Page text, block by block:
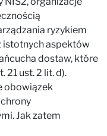
ryzykiem
istotnych aspektów
dostaw, które
21 ust. 2 lit. d).
obowiązek
Jak zatem